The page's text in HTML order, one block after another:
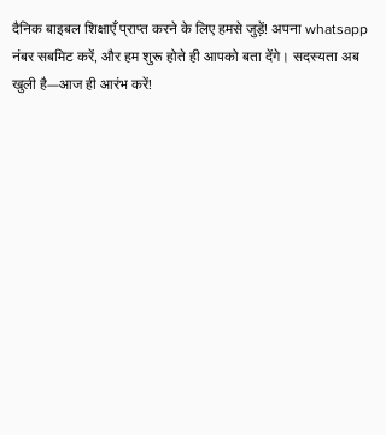
दैनिक बाइबल शिक्षाएँ प्राप्त करने के लिए हमसे जुड़ें! अपना whatsapp
नंबर सबमिट करें, और हम शुरू होते ही आपको बता देंगे। सदस्यता अब
खुली है—आज ही आरंभ करें!